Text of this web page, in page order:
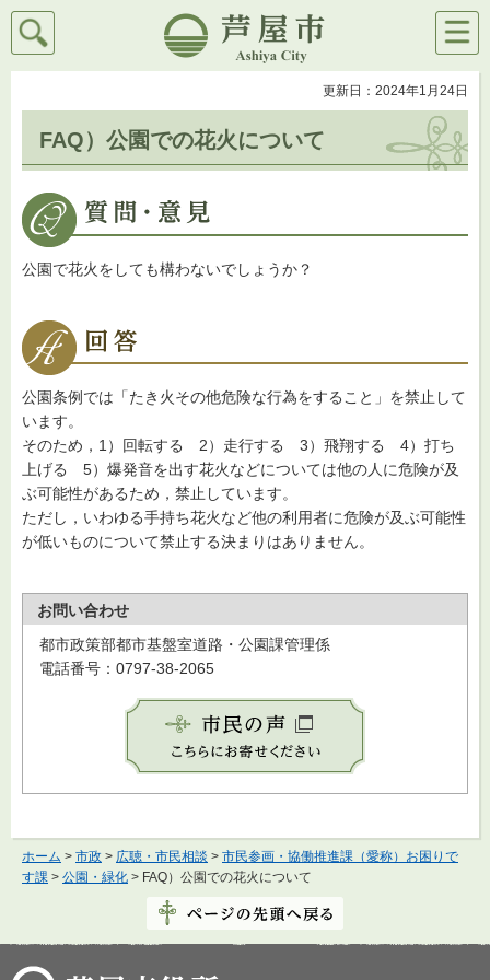
芦屋市
検索
メニ
ュー
更新日：2024年1月24日
FAQ）公園での花火について
公園で花火をしても構わないでしょうか？
公園条例では「たき火その他危険な行為をすること」を禁止して
います。
そのため，1）回転する 2）走行する 3）飛翔する 4）打ち
上げる 5）爆発音を出す花火などについては他の人に危険が及
ぶ可能性があるため，禁止しています。
ただし，いわゆる手持ち花火など他の利用者に危険が及ぶ可能性
が低いものについて禁止する決まりはありません。
お問い合わせ
都市政策部都市基盤室道路・公園課管理係
電話番号：0797-38-2065
ホーム > 市政 > 広聴・市民相談 > 市民参画・協働推進課（愛称）お困りで
す課 > 公園・緑化 > FAQ）公園での花火について